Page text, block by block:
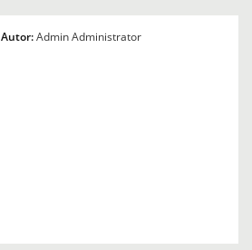
Autor:Admin Administrator